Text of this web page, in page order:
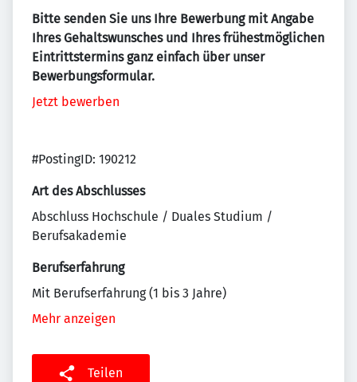
Bitte senden Sie uns Ihre Bewerbung mit Angabe
Ihres Gehaltswunsches und Ihres frühestmöglichen
Eintrittstermins ganz einfach über unser
Bewerbungsformular.
Jetzt bewerben
#PostingID: 190212
Art des Abschlusses
Abschluss Hochschule / Duales Studium /
Berufsakademie
Berufserfahrung
Mit Berufserfahrung (1 bis 3 Jahre)
Mehr anzeigen
Teilen